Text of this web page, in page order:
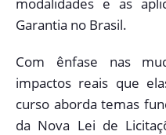
Garantia no Brasil.
Com ênfase nas
impactos reais que
curso aborda temas
da Nova Lei de